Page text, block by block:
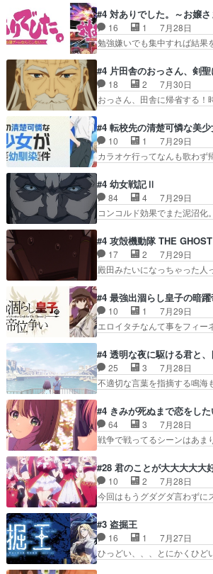
系列が4話と入れ替わって
のどうやって運ぶんだよ！
形態にもなれるんか!?w髪…
国の奴らも馬鹿が多いが
ありがとうございました来
治郎（中の人的に）仲間
の回転の速さと人間の心
で夜の国の独裁支配を強化
ですね。昼の国が勝てる流
た。次回も緊張が止まり…
#4 対ありでした。～お嬢
16 1
7月28日
勉強嫌いでも集中すれば
なゲームも相手が強すぎる
マ：テスト勉強と大会感想
ーーーーーーーー良い……
ゲー対戦よりテストの方
ストに向けて勉強会！美
の2択なら戦闘を選ぶ娘w
を選ぶって、ひぐらしの沙…
#4 片田舎のおっさん、剣
18 2
7月30日
おっさん、田舎に帰省す
れない爺さんには夢が詰
ニ、ヘンブリッツ、ミュイ
お供ヒロインはクルニ。
手紙が来た。サーベルボ
家に帰ることに・ベリルは
なるとお爺ちゃんだよね孫
帰ることに・ベリルはミュ…
#4 転校先の清楚可憐な美
10 1
7月29日
カラオケ行ってなんも歌
やらあの女優さんが春希の
ゃん姫ちゃんに野菜の子も
のスマホを買いに行って
U-NEXTで視聴しました。
見始めてたけどなんだかん
開ぶち込んでくるじゃん…
雑。食事とか隼人が親身…
#4 幼女戦記Ⅱ
84 4
7月29日
コンコルド効果でまた泥
グを更新しました!!宜しけ
にはいかないね笑やり遂げ
ニャに不都合なことがあ
語った家族を失った喪無
油を注ぐターニャの勝利軍
ならお前たちが前線へ行…
じゃない？戦争がメイ…
#4 攻殻機動隊 THE
17 2
7月29日
殿田みたいになっちゃっ
見た目もうただのロボでし
汗拭きそりゃいやだろww
スの元となった回だけど
ンクやジェイムスン(教授)
センスの土台になったエ
れてきました。１話でし…
なっては良くある話し…
#4 最強出涸らし皇子の暗
10 1
7月29日
エロイタチなんて事をフ
スターを呼ぶ笛？黒幕は
少女に見える眼鏡w眼鏡属
メ、ケテーイ！「騎士狩
がアルノルトに活躍して
とフィーネの２度目のデー
ぞ帝位争い。姉からの刺客
子を見に行ったら町中で窃…
#4 透明な夜に駆ける君と、
25 3
7月28日
不適切な言葉を指摘する
接していいのかわからず戸
と相手の表情も分からない
ックナンバーみたいなOP
冬月を笑わせようとする
を笑わせようとする姿も
がどうでもいいことでずっ
行き当たりばったり訪問…
#4 きみが死ぬまで恋をし
64 3
7月28日
戦争で戦ってるシーンは
の存在で揺らぐ14クラス
秘密をあっさり受け入れた
って下衆い国なら進退窮
バイけどミミいなかった
うございました！アリとセ
話がしたい作品じゃないの
止め効果あるかな？ミミ…
#28 君のことが大大大大大
10 2
7月28日
今回はもうグダグダ言わ
カノ版ラブライブ！？こう
なのレッスン動画をDVDが
役で出演いたしましたみ
リーがガチでアイドルに
#3 盗掘王
16 1
7月27日
ひっどい、、、とにかく